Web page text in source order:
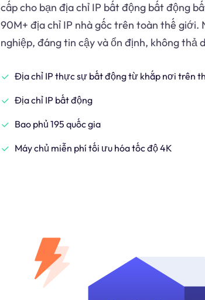
cấp cho bạn địa chỉ IP bất động bất động
90M+ địa chỉ IP nhà gốc trên toàn thế giới.
nghiệp, đáng tin cậy và ổn định, không thả
Địa chỉ IP thực sự bất động từ khắp nơi trên
Địa chỉ IP bất động
Bao phủ 195 quốc gia
Máy chủ miễn phí tối ưu hóa tốc độ 4K